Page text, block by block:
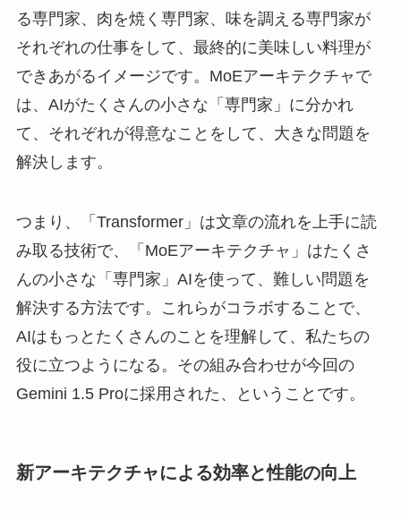
る専門家、肉を焼く専門家、味を調える専門家が
それぞれの仕事をして、最終的に美味しい料理が
できあがるイメージです。MoEアーキテクチャで
は、AIがたくさんの小さな「専門家」に分かれ
て、それぞれが得意なことをして、大きな問題を
解決します。
つまり、「Transformer」は文章の流れを上手に読
み取る技術で、「MoEアーキテクチャ」はたくさ
んの小さな「専門家」AIを使って、難しい問題を
解決する方法です。これらがコラボすることで、
AIはもっとたくさんのことを理解して、私たちの
役に立つようになる。その組み合わせが今回の
Gemini 1.5 Proに採用された、ということです。
新アーキテクチャによる効率と性能の向上